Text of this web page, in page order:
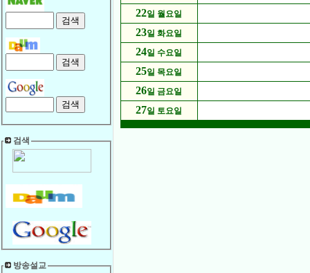
검색
방송설교
22일 월요일
23일 화요일
24일 수요일
25일 목요일
26일 금요일
27일 토요일